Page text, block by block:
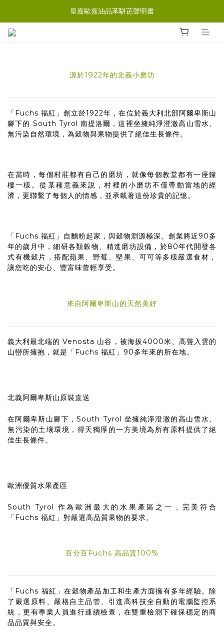
皇嘉歐嘉油品苯駢芘聲明書
源於1922年的北義小磨坊
「Fuchs 福紅」創立於1922年，在位於義大利北部阿爾卑斯山
腳下的 South Tyrol 南提洛爾，這裡坐擁純淨澄澈高山雪水、
無污染自然環境，為穀物與果物提供了絕佳生長條件。
在當時，每個村莊都有自己的磨坊，就像每個教堂都有一座鐘
樓一樣。從某種意義來說，村裡的小磨坊不僅帶動當地的經
濟，更聯繫了每個人的情感，並承載著這份珍貴的記憶。
「Fuchs 福紅」自麵粉起家，與穀物淵源極深。創業將近90多
年的歲月中，細研各類穀物、精進磨坊設備，於80年代開發各
式有機穀片，搭配蘋果、野莓、堅果、可可等多樣嚴選食材，
讓您吃的安心、豐富味蕾輕享受。
來自阿爾卑斯山的天然美好
義大利最北端的 Venosta 山谷，被海拔4000米、高聳入雲的
山巒所擁抱，就是「Fuchs 福紅」90多年來的所在地。
北義阿爾卑斯山原裝直送
在阿爾卑斯山腳下，South Tyrol 坐擁純淨澄澈的高山雪水、
無污染的土壤環境，得天獨厚的一方美境為所有原料提供了絕
佳生長條件。
歐洲優質水果產區
South Tyrol 作為歐洲最大的水果產區之一，完美符合
「Fuchs 福紅」對嚴選高品質果物的要求。
百分百Fuchs 高品質100%
「Fuchs 福紅」在穀物產品加工和生產方面擁有多年經驗。除
了嚴選原料、嚴格自主品管、引進高科技全自動的電腦監控系
統，更有專業人員進行連續檢查，在雙重檢測下確保穩定的商
品品質與安全。